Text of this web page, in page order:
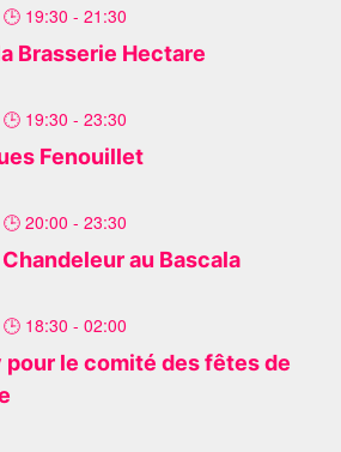
Brasserie Hectare
19:30 - 21:30
Fenouillet
19:30 - 23:30
au Bascala
20:00 - 23:30
pour le comité des fêtes de
18:30 - 02:00